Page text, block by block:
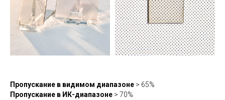
Пропускание в видимом диапазоне > 65%
Пропускание в ИК-диапазоне > 70%